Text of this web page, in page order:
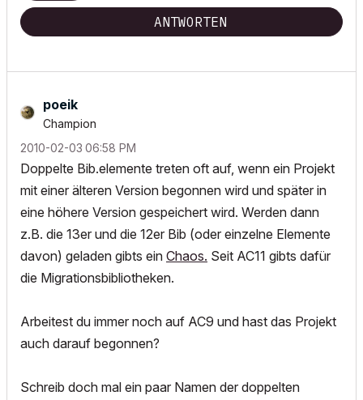
ANTWORTEN
poeik
Champion
‎2010-02-03 06:58 PM
Doppelte Bib.elemente treten oft auf, wenn ein Projekt
mit einer älteren Version begonnen wird und später in
eine höhere Version gespeichert wird. Werden dann
z.B. die 13er und die 12er Bib (oder einzelne Elemente
davon) geladen gibts ein Chaos. Seit AC11 gibts dafür
die Migrationsbibliotheken.
Arbeitest du immer noch auf AC9 und hast das Projekt
auch darauf begonnen?
Schreib doch mal ein paar Namen der doppelten